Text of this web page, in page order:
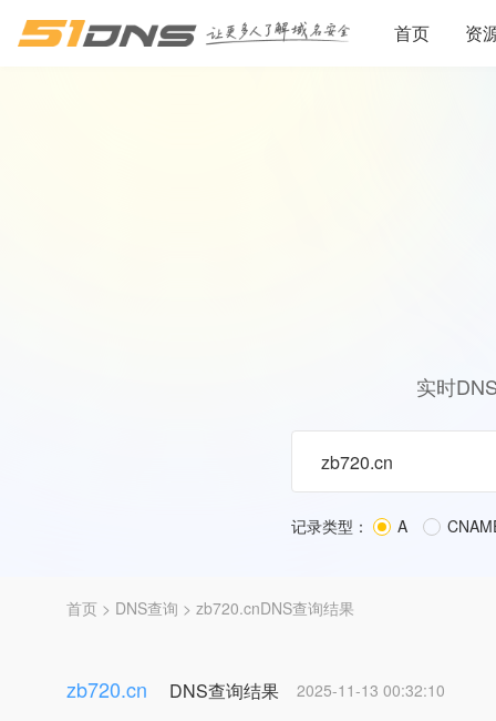
首页 资
实时
记录类型： A
首页 > DNS查询 > zb720.cnDNS查询结果
zb720.cn DNS查询结果 2025-11-13 00:32:10